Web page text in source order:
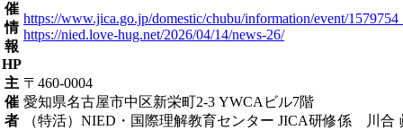
催
情
報
HP
https://www.jica.go.jp/domestic/chubu/information/event/
https://nied.love-hug.net/2026/04/14/news-26/
主
催
者
〒460-0004
愛知県名古屋市中区新栄町2-3 YWCAビル7階
（特活）NIED・国際理解教育センター JICA研修係 川合